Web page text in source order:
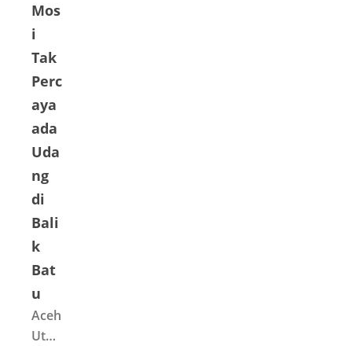
Mos
i
Tak
Perc
aya
ada
Uda
ng
di
Bali
k
Bat
u
Aceh
Utar